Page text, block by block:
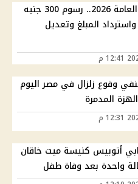
تظلمات الثانوية العامة 2026.. رسوم 300 جنيه
المبلغ وتعديل
وقوع زلزال في مصر اليوم
المدمرة
أتوبيس كنيسة ميت خاقان
واحدة بعد وفاة طفل